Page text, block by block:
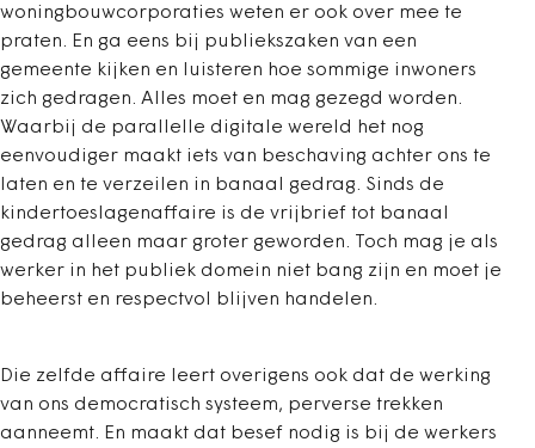
woningbouwcorporaties weten er ook over mee te
praten. En ga eens bij publiekszaken van een
gemeente kijken en luisteren hoe sommige inwoners
zich gedragen. Alles moet en mag gezegd worden.
Waarbij de parallelle digitale wereld het nog
eenvoudiger maakt iets van beschaving achter ons te
laten en te verzeilen in banaal gedrag. Sinds de
kindertoeslagenaffaire is de vrijbrief tot banaal
gedrag alleen maar groter geworden. Toch mag je als
werker in het publiek domein niet bang zijn en moet je
beheerst en respectvol blijven handelen.
Die zelfde affaire leert overigens ook dat de werking
van ons democratisch systeem, perverse trekken
aanneemt. En maakt dat besef nodig is bij de werkers